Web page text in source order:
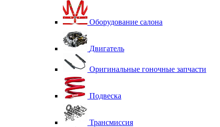
Оборудование салона
Двигатель
Оригинальные гоночные запчасти
Подвеска
Трансмиссия